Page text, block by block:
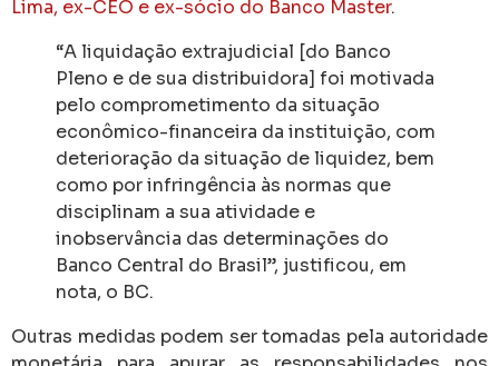
Lima, ex-CEO e ex-sócio do Banco Master.
“A liquidação extrajudicial [do Banco
Pleno e de sua distribuidora] foi motivada
pelo comprometimento da situação
econômico-financeira da instituição, com
deterioração da situação de liquidez, bem
como por infringência às normas que
disciplinam a sua atividade e
inobservância das determinações do
Banco Central do Brasil”, justificou, em
nota, o BC.
Outras medidas podem ser tomadas pela autoridade